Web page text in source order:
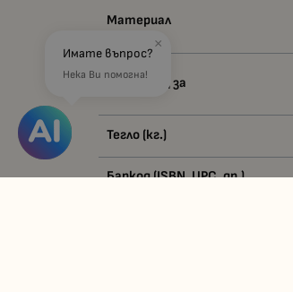
Материал
Подходящ за
Тегло (кг.)
Баркод (ISBN, UPC, др.)
×
Имате въпрос?
Нека Ви помогна!